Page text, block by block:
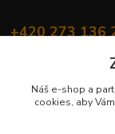
+420 273 136
Náš e-shop a
cookies, aby